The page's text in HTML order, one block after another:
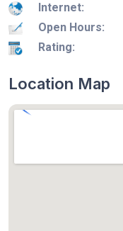
Internet:
Open Hours:
Rating:
Location Map